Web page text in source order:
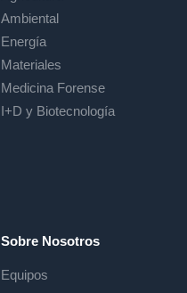
Ambiental
Energía
Materiales
Medicina Forense
I+D y Biotecnología
Sobre Nosotros
Equipos